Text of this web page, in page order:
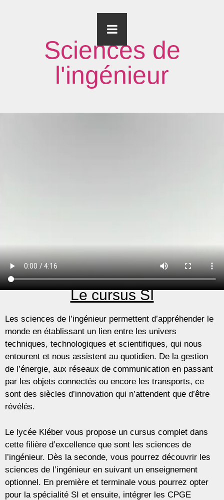
Sciences de
l'ingénieur
Le cursus SI
Les sciences de l’ingénieur permettent d’appréhender le
monde en établissant un lien entre les univers
techniques, technologiques et scientifiques, qui nous
entourent et nous assistent au quotidien. De la gestion
de l’énergie, aux réseaux de communication en passant
par les objets connectés ou encore les transports, ce
sont des siècles d’innovation qui n’attendent que d’être
révélés.
Le lycée Kléber vous propose un cursus complet dans
cette filière d’excellence que sont les sciences de
l’ingénieur. Dès la seconde, vous pourrez découvrir les
sciences de l’ingénieur en suivant un enseignement
optionnel. En première et terminale vous pourrez opter
pour la spécialité SI et ensuite, intégrer les CPGE